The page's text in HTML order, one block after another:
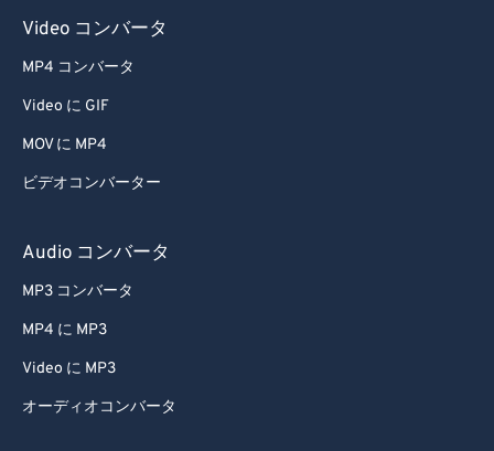
Video コンバータ
MP4 コンバータ
Video に GIF
MOV に MP4
ビデオコンバーター
Audio コンバータ
MP3 コンバータ
MP4 に MP3
Video に MP3
オーディオコンバータ